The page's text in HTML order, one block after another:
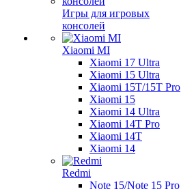
Игры для игровых
консолей
Xiaomi MI
Xiaomi 17 Ultra
Xiaomi 15 Ultra
Xiaomi 15T/15T Pro
Xiaomi 15
Xiaomi 14 Ultra
Xiaomi 14T Pro
Xiaomi 14T
Xiaomi 14
Redmi
Note 15/Note 15 Pro